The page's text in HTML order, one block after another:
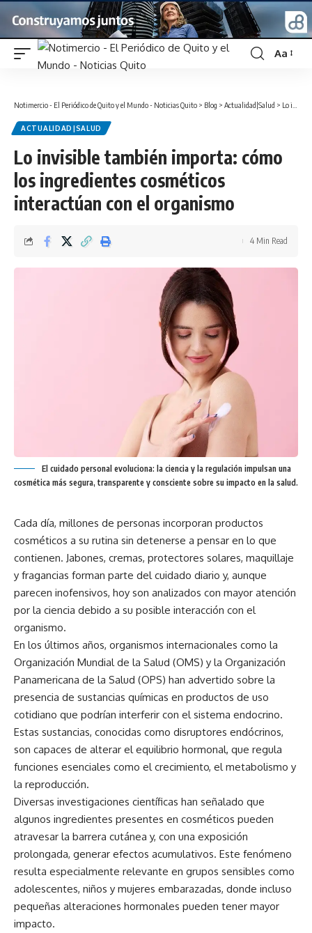
Font
Aa
Notimercio - El Periódico de Quito y el Mundo - Noticias Quito > Blog > Actualidad|Salud > Lo invisible también importa: cómo los ingredientes cosméticos interactúan con el organismo
ACTUALIDAD|SALUD
Lo invisible también importa: cómo
los ingredientes cosméticos
interactúan con el organismo
4 Min Read
El cuidado personal evoluciona: la ciencia y la regulación impulsan una
cosmética más segura, transparente y consciente sobre su impacto en la salud.
Cada día, millones de personas incorporan productos
cosméticos a su rutina sin detenerse a pensar en lo que
contienen. Jabones, cremas, protectores solares, maquillaje
y fragancias forman parte del cuidado diario y, aunque
parecen inofensivos, hoy son analizados con mayor atención
por la ciencia debido a su posible interacción con el
organismo.
En los últimos años, organismos internacionales como la
Organización Mundial de la Salud (OMS) y la Organización
Panamericana de la Salud (OPS) han advertido sobre la
presencia de sustancias químicas en productos de uso
cotidiano que podrían interferir con el sistema endocrino.
Estas sustancias, conocidas como disruptores endócrinos,
son capaces de alterar el equilibrio hormonal, que regula
funciones esenciales como el crecimiento, el metabolismo y
la reproducción.
Diversas investigaciones científicas han señalado que
algunos ingredientes presentes en cosméticos pueden
atravesar la barrera cutánea y, con una exposición
prolongada, generar efectos acumulativos. Este fenómeno
resulta especialmente relevante en grupos sensibles como
adolescentes, niños y mujeres embarazadas, donde incluso
pequeñas alteraciones hormonales pueden tener mayor
impacto.